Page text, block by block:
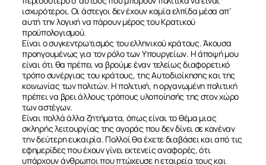
ισχυρότεροι. Οι άστεγοι δεν έχουν καμία ελπίδα μέσα απ’
αυτή την λογική να πάρουν μέρος του Κρατικού
προϋπολογισμού.
Είναι ο συγκεντρωτισμός του ελληνικού κράτους. Άκουσα
προηγουμένως για τον ρόλο των Υπουργείων. Η άποψή μου
είναι ότι θα πρέπει να βρούμε έναν τελείως διαφορετικό
τρόπο συνέργιας του κράτους, της Αυτοδιοίκησης και της
κοινωνίας των πολιτών. Η πολιτική, η οργανωμένη πολιτική
πρέπει να βρει άλλους τρόπους υλοποίησής της στον χώρο
των αστέγων.
Είναι πολλά άλλα ζητήματα, όπως είναι το θέμα μιας
σκληρής λειτουργίας της αγοράς που δεν δίνει σε κανέναν
την δεύτερη ευκαιρία. Πολλοί θα έχετε διαβάσει και από τις
εφημερίδες που έχουν γίνει εκτενείς αναφορές, ότι
υπάρχουν άνθρωποι που πτώχευσε η εταιρεία τους και